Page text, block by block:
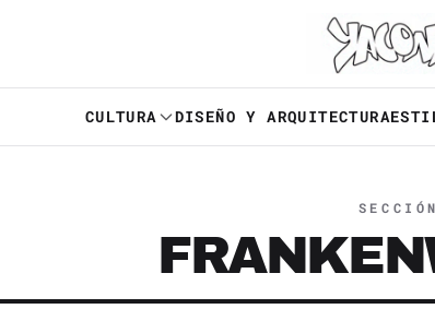
CULTURA DISEÑO Y ARQUITECTURA
SECCIÓN